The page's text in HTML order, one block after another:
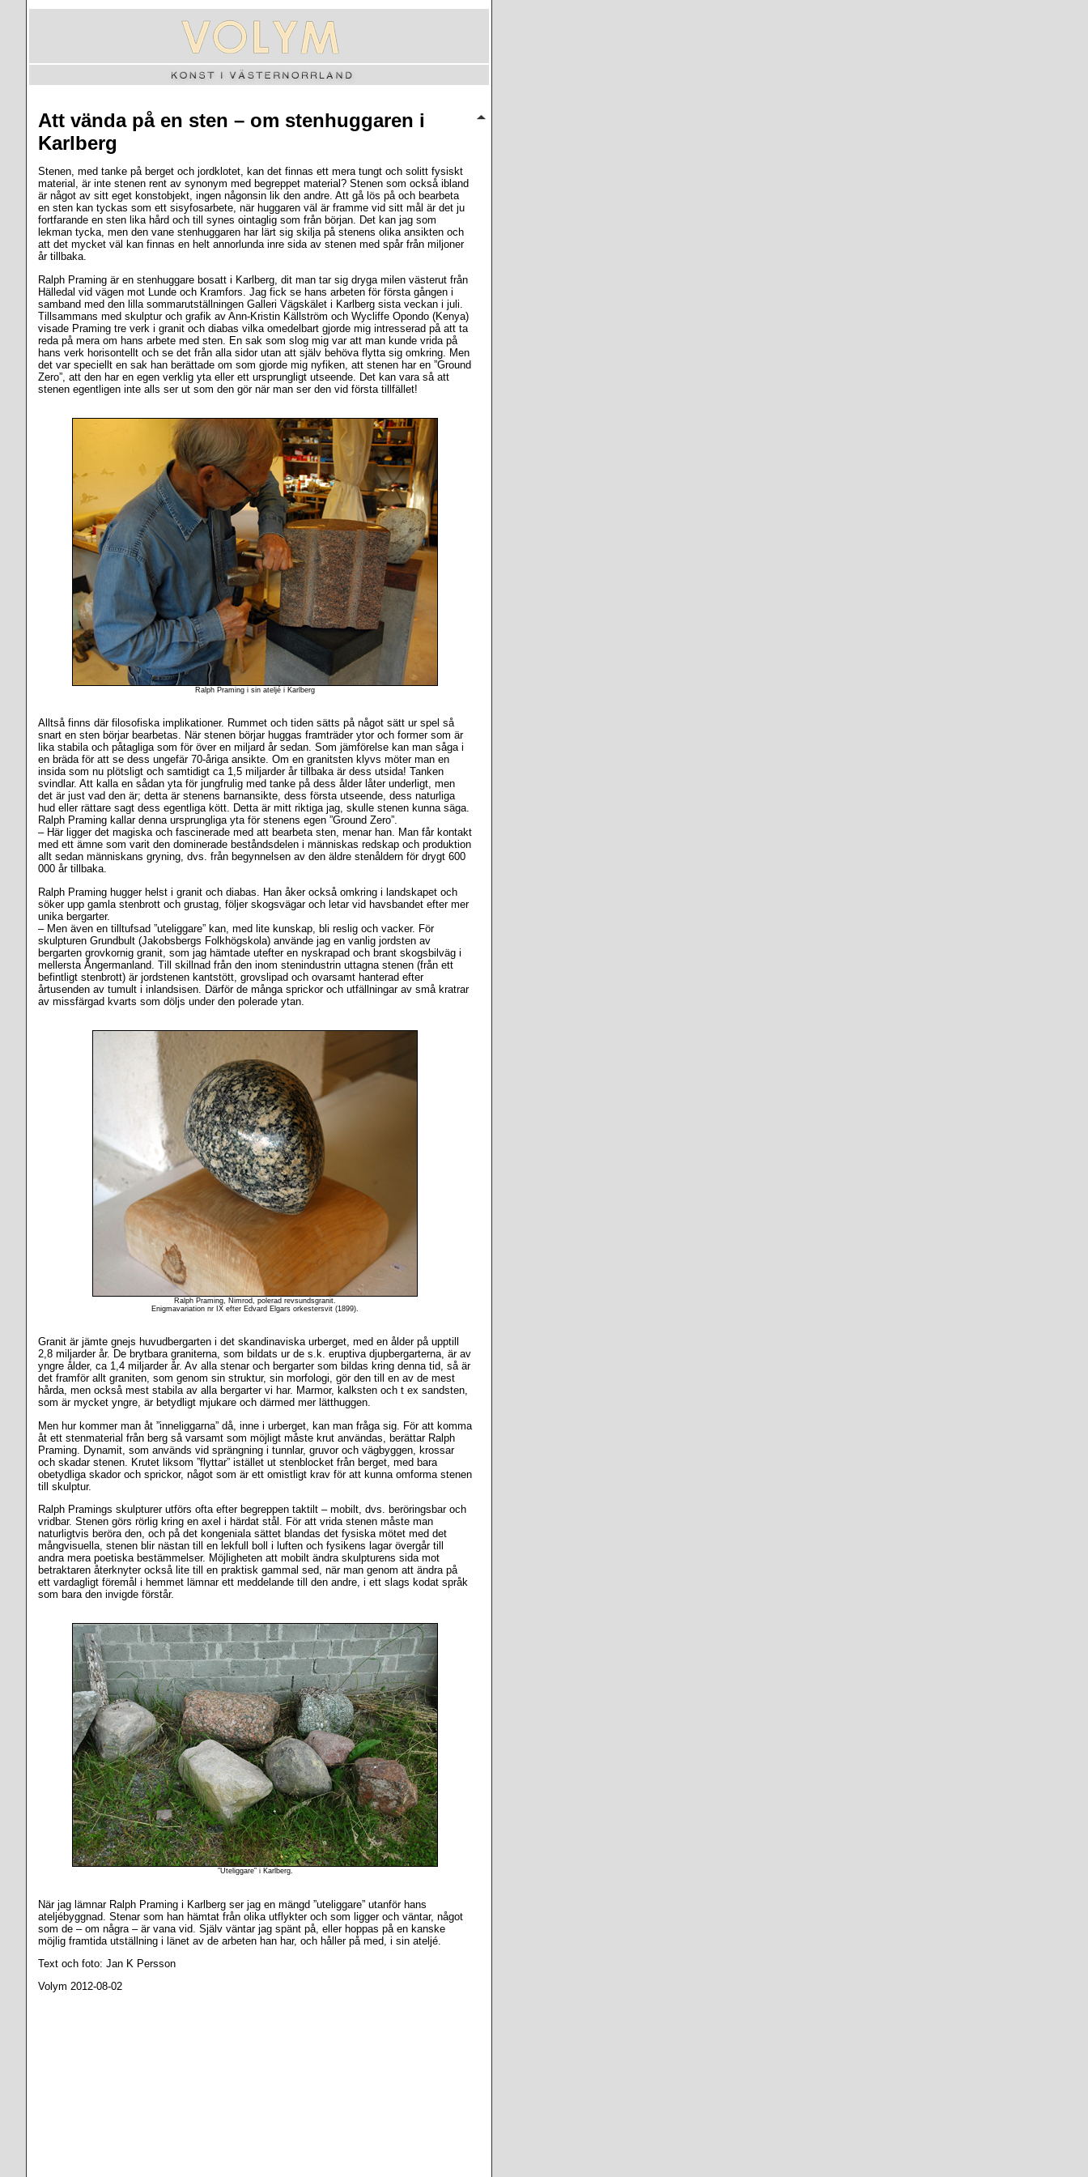
Att vända på en sten – om stenhuggaren i
Karlberg
Stenen, med tanke på berget och jordklotet, kan det finnas ett mera tungt och solitt fysiskt
material, är inte stenen rent av synonym med begreppet material? Stenen som också ibland
är något av sitt eget konstobjekt, ingen någonsin lik den andre. Att gå lös på och bearbeta
en sten kan tyckas som ett sisyfosarbete, när huggaren väl är framme vid sitt mål är det ju
fortfarande en sten lika hård och till synes ointaglig som från början. Det kan jag som
lekman tycka, men den vane stenhuggaren har lärt sig skilja på stenens olika ansikten och
att det mycket väl kan finnas en helt annorlunda inre sida av stenen med spår från miljoner
år tillbaka.
Ralph Praming är en stenhuggare bosatt i Karlberg, dit man tar sig dryga milen västerut från
Hälledal vid vägen mot Lunde och Kramfors. Jag fick se hans arbeten för första gången i
samband med den lilla sommarutställningen Galleri Vägskälet i Karlberg sista veckan i juli.
Tillsammans med skulptur och grafik av Ann-Kristin Källström och Wycliffe Opondo (Kenya)
visade Praming tre verk i granit och diabas vilka omedelbart gjorde mig intresserad på att ta
reda på mera om hans arbete med sten. En sak som slog mig var att man kunde vrida på
hans verk horisontellt och se det från alla sidor utan att själv behöva flytta sig omkring. Men
det var speciellt en sak han berättade om som gjorde mig nyfiken, att stenen har en ”Ground
Zero”, att den har en egen verklig yta eller ett ursprungligt utseende. Det kan vara så att
stenen egentligen inte alls ser ut som den gör när man ser den vid första tillfället!
Ralph Praming i sin ateljé i Karlberg
Alltså finns där filosofiska implikationer. Rummet och tiden sätts på något sätt ur spel så
snart en sten börjar bearbetas. När stenen börjar huggas framträder ytor och former som är
lika stabila och påtagliga som för över en miljard år sedan. Som jämförelse kan man såga i
en bräda för att se dess ungefär 70-åriga ansikte. Om en granitsten klyvs möter man en
insida som nu plötsligt och samtidigt ca 1,5 miljarder år tillbaka är dess utsida! Tanken
svindlar. Att kalla en sådan yta för jungfrulig med tanke på dess ålder låter underligt, men
det är just vad den är; detta är stenens barnansikte, dess första utseende, dess naturliga
hud eller rättare sagt dess egentliga kött. Detta är mitt riktiga jag, skulle stenen kunna säga.
Ralph Praming kallar denna ursprungliga yta för stenens egen ”Ground Zero”.
– Här ligger det magiska och fascinerade med att bearbeta sten, menar han. Man får kontakt
med ett ämne som varit den dominerade beståndsdelen i människas redskap och produktion
allt sedan människans gryning, dvs. från begynnelsen av den äldre stenåldern för drygt 600
000 år tillbaka.
Ralph Praming hugger helst i granit och diabas. Han åker också omkring i landskapet och
söker upp gamla stenbrott och grustag, följer skogsvägar och letar vid havsbandet efter mer
unika bergarter.
– Men även en tilltufsad ”uteliggare” kan, med lite kunskap, bli reslig och vacker. För
skulpturen Grundbult (Jakobsbergs Folkhögskola) använde jag en vanlig jordsten av
bergarten grovkornig granit, som jag hämtade utefter en nyskrapad och brant skogsbilväg i
mellersta Ångermanland. Till skillnad från den inom stenindustrin uttagna stenen (från ett
befintligt stenbrott) är jordstenen kantstött, grovslipad och ovarsamt hanterad efter
årtusenden av tumult i inlandsisen. Därför de många sprickor och utfällningar av små kratrar
av missfärgad kvarts som döljs under den polerade ytan.
Ralph Praming, Nimrod, polerad revsundsgranit.
Enigmavariation nr IX efter Edvard Elgars orkestersvit (1899).
Granit är jämte gnejs huvudbergarten i det skandinaviska urberget, med en ålder på upptill
2,8 miljarder år. De brytbara graniterna, som bildats ur de s.k. eruptiva djupbergarterna, är av
yngre ålder, ca 1,4 miljarder år. Av alla stenar och bergarter som bildas kring denna tid, så är
det framför allt graniten, som genom sin struktur, sin morfologi, gör den till en av de mest
hårda, men också mest stabila av alla bergarter vi har. Marmor, kalksten och t ex sandsten,
som är mycket yngre, är betydligt mjukare och därmed mer lätthuggen.
Men hur kommer man åt ”inneliggarna” då, inne i urberget, kan man fråga sig. För att komma
åt ett stenmaterial från berg så varsamt som möjligt måste krut användas, berättar Ralph
Praming. Dynamit, som används vid sprängning i tunnlar, gruvor och vägbyggen, krossar
och skadar stenen. Krutet liksom ”flyttar” istället ut stenblocket från berget, med bara
obetydliga skador och sprickor, något som är ett omistligt krav för att kunna omforma stenen
till skulptur.
Ralph Pramings skulpturer utförs ofta efter begreppen taktilt – mobilt, dvs. beröringsbar och
vridbar. Stenen görs rörlig kring en axel i härdat stål. För att vrida stenen måste man
naturligtvis beröra den, och på det kongeniala sättet blandas det fysiska mötet med det
mångvisuella, stenen blir nästan till en lekfull boll i luften och fysikens lagar övergår till
andra mera poetiska bestämmelser. Möjligheten att mobilt ändra skulpturens sida mot
betraktaren återknyter också lite till en praktisk gammal sed, när man genom att ändra på
ett vardagligt föremål i hemmet lämnar ett meddelande till den andre, i ett slags kodat språk
som bara den invigde förstår.
”Uteliggare” i Karlberg.
När jag lämnar Ralph Praming i Karlberg ser jag en mängd ”uteliggare” utanför hans
ateljébyggnad. Stenar som han hämtat från olika utflykter och som ligger och väntar, något
som de – om några – är vana vid. Själv väntar jag spänt på, eller hoppas på en kanske
möjlig framtida utställning i länet av de arbeten han har, och håller på med, i sin ateljé.
Text och foto: Jan K Persson
Volym 2012-08-02